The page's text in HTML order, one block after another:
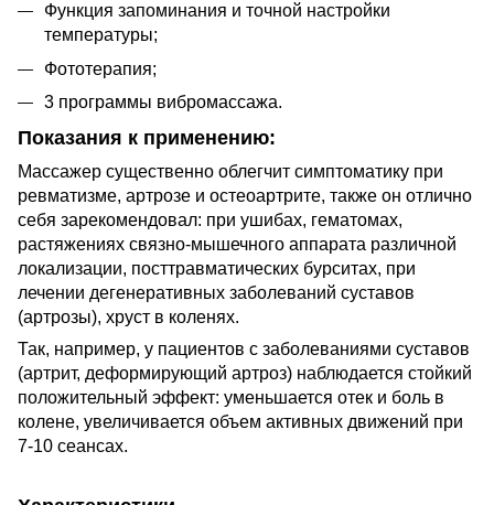
Функция запоминания и точной настройки
температуры;
Фототерапия;
3 программы вибромассажа.
Показания к применению:
Массажер существенно облегчит симптоматику при
ревматизме, артрозе и остеоартрите, также он отлично
себя зарекомендовал: при ушибах, гематомах,
растяжениях связно-мышечного аппарата различной
локализации, посттравматических бурситах, при
лечении дегенеративных заболеваний суставов
(артрозы), хруст в коленях.
Так, например, у пациентов с заболеваниями суставов
(артрит, деформирующий артроз) наблюдается стойкий
положительный эффект: уменьшается отек и боль в
колене, увеличивается объем активных движений при
7-10 сеансах.